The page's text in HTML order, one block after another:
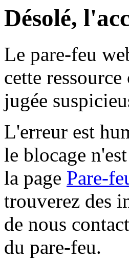
Désolé,
Le pare-feu
cette
jugée
L'erreur est
le blocage
la page Pare-
trouverez des
de nous
du pare-feu.